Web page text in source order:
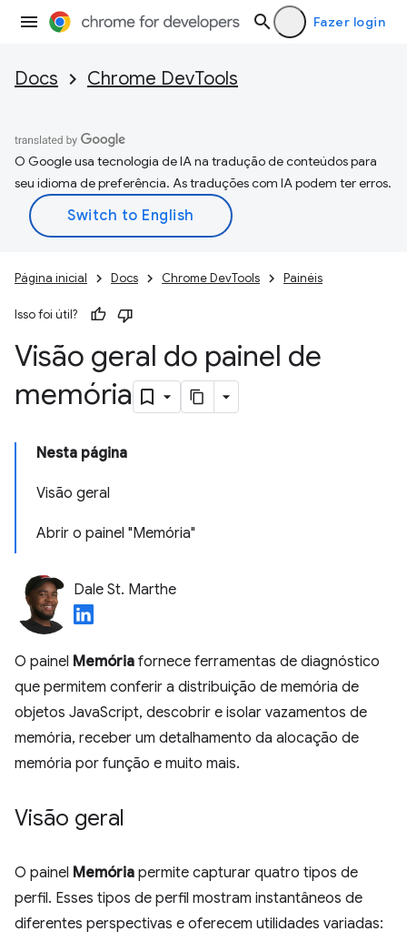
Fazer login
Docs Chrome DevTools
O Google usa tecnologia de IA na tradução de conteúdos para
seu idioma de preferência. As traduções com IA podem ter erros.
Página inicial Docs Chrome DevTools Painéis
Isso foi útil?
Visão geral do painel de
memória
Nesta página
Visão geral
Abrir o painel "Memória"
Dale St. Marthe
O painel Memória fornece ferramentas de diagnóstico
que permitem conferir a distribuição de memória de
objetos JavaScript, descobrir e isolar vazamentos de
memória, receber um detalhamento da alocação de
memória por função e muito mais.
Visão geral
O painel Memória permite capturar quatro tipos de
perfil. Esses tipos de perfil mostram instantâneos de
diferentes perspectivas e oferecem utilidades variadas: